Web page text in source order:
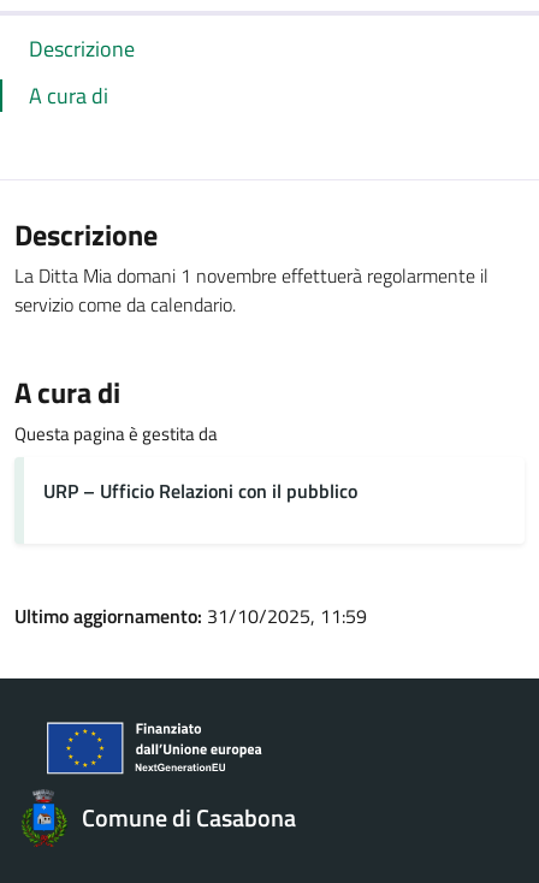
Descrizione
A cura di
Descrizione
La Ditta Mia domani 1 novembre effettuerà regolarmente il
servizio come da calendario.
A cura di
Questa pagina è gestita da
URP – Ufficio Relazioni con il pubblico
Ultimo aggiornamento: 31/10/2025, 11:59
Comune di Casabona